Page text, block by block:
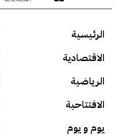
الرئيسية
الاقتصادية
الرياضية
الافتتاحية
يوم و يوم